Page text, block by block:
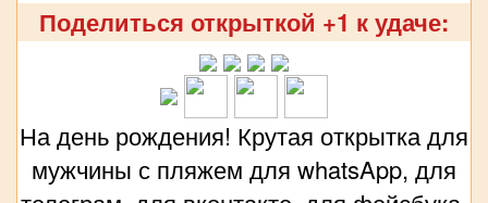
Поделиться открыткой +1 к удаче:
На день рождения! Крутая открытка для
мужчины с пляжем для whatsApp, для